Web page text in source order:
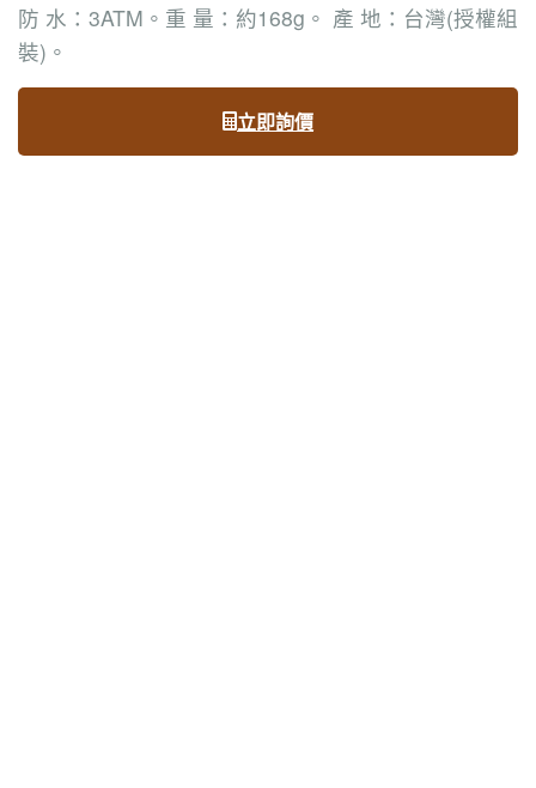
防 水：3ATM。重 量：約168g。 產 地：台灣(授權組
裝)。
立即詢價